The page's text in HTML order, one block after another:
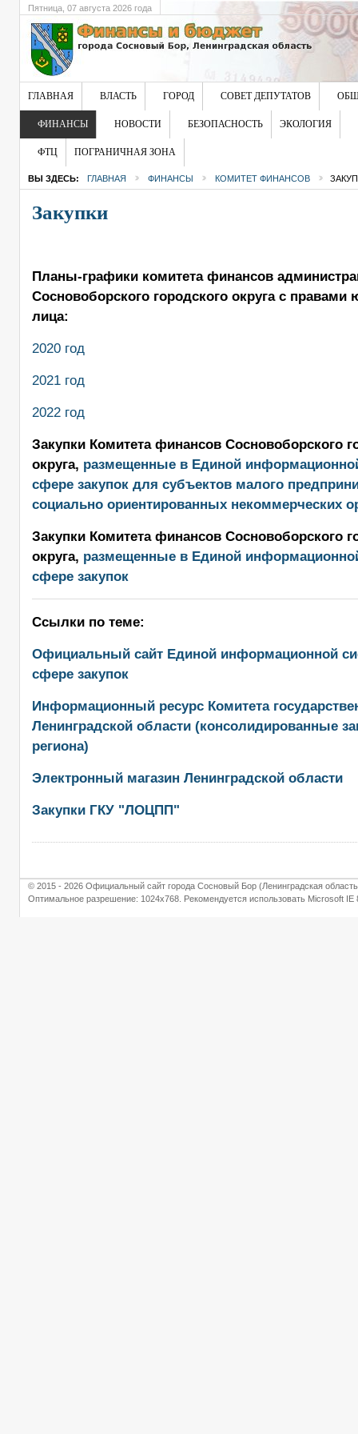
Пятница, 07 августа 2026 года
ГЛАВНАЯ ВЛАСТЬ ГОРОД СОВЕТ ДЕПУТАТОВ
ФИНАНСЫ НОВОСТИ БЕЗОПАСНОСТЬ ЭКОЛОГИЯ
ФТЦ ПОГРАНИЧНАЯ ЗОНА
ВЫ ЗДЕСЬ: ГЛАВНАЯ ФИНАНСЫ КОМИТЕТ ФИНАНСОВ
Закупки
Планы-графики комитета финансов
Сосновоборского городского округа с правами
лица:
2020 год
2021 год
2022 год
Закупки Комитета финансов Сосновоборского
округа, размещенные в Единой
сфере закупок для субъектов малого
социально ориентированных некоммерческих
Закупки Комитета финансов Сосновоборского
округа, размещенные в Единой
сфере закупок
Ссылки по теме:
Официальный сайт Единой информационной
сфере закупок
Информационный ресурс Комитета
Ленинградской области (консолидированные
региона)
Электронный магазин Ленинградской области
Закупки ГКУ "ЛОЦПП"
© 2015 - 2026 Официальный сайт города Сосновый Бор (Ленинградская
Оптимальное разрешение: 1024х768. Рекомендуется использовать Microsoft